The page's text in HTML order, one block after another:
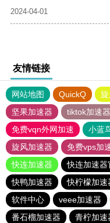
2024-04-01
友情链接
网站地图 QuickQ
坚果加速器
tiktok加速器
免费vqn外网加速
小蓝
旋风加速器
免费vps加
快连加速器
快连加速器
快鸭加速器
快柠檬加速
软件中心
veee加速器
番石榴加速器
青柠加速